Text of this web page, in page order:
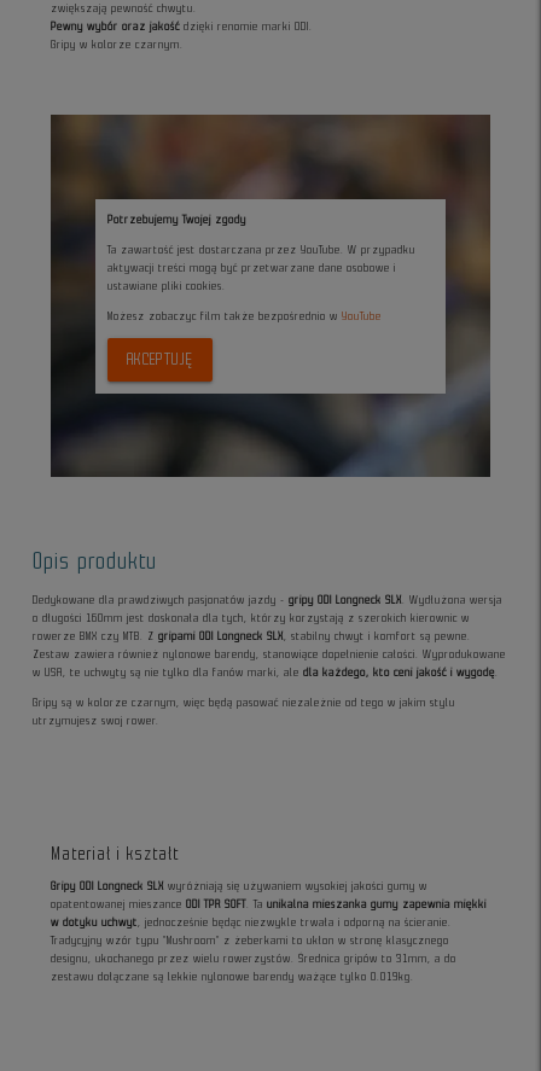
zwiększają pewność chwytu.
Pewny wybór oraz jakość dzięki renomie marki ODI.
Gripy w kolorze czarnym.
Potrzebujemy Twojej zgody
Ta zawartość jest dostarczana przez YouTube. W przypadku
aktywacji treści mogą być przetwarzane dane osobowe i
ustawiane pliki cookies.
Możesz zobaczyc film także bezpośrednio w YouTube
AKCEPTUJĘ
Opis produktu
Dedykowane dla prawdziwych pasjonatów jazdy -gripy ODI Longneck SLX. Wydłużona wersja
o długości 160mm jest doskonała dla tych, którzy korzystają z szerokich kierownic w
rowerze BMX czy MTB. Zgripami ODI Longneck SLX, stabilny chwyt i komfort są pewne.
Zestaw zawiera również nylonowe barendy, stanowiące dopełnienie całości. Wyprodukowane
w USA, te uchwyty są nie tylko dla fanów marki, aledla każdego, kto ceni jakość i wygodę.
Gripy są w kolorze czarnym, więc będą pasować niezależnie od tego w jakim stylu
utrzymujesz swoj rower.
Materiał i kształt
Gripy ODI Longneck SLX wyróżniają się używaniem wysokiej jakości gumy w
opatentowanej mieszance ODI TPR SOFT . Taunikalna mieszanka gumy zapewnia miękki
w dotyku uchwyt
, jednocześnie będąc niezwykle trwała i odporną na ścieranie.
Tradycyjny wzór typu "Mushroom" z żeberkami to ukłon w stronę klasycznego
designu, ukochanego przez wielu rowerzystów. Średnica gripów to 31mm, a do
zestawu dołączane są lekkie nylonowe barendy ważące tylko 0.019kg.